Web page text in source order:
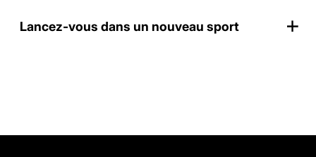
Lancez-vous dans un nouveau sport